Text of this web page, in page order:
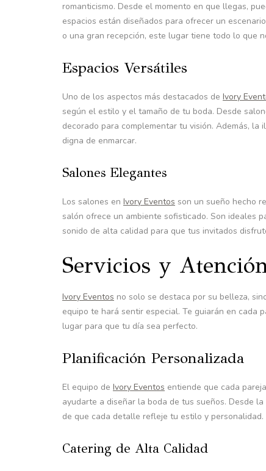
romanticismo. Desde el momento en que llegas,
espacios están diseñados para ofrecer un
o una gran recepción, este lugar tiene todo lo que
Espacios Versátiles
Uno de los aspectos más destacados de Ivory
según el estilo y el tamaño de tu boda. Desde
decorado para complementar tu visión. Además,
digna de enmarcar.
Salones Elegantes
Los salones en Ivory Eventos son un sueño hecho
salón ofrece un ambiente sofisticado. Son ideales
sonido de alta calidad para que tus invitados
Servicios y
Ivory Eventos no solo se destaca por su belleza,
equipo te hará sentir especial. Te guiarán en cada
lugar para que tu día sea perfecto.
Planificación Personalizada
El equipo de Ivory Eventos entiende que cada
ayudarte a diseñar la boda de tus sueños. Desde
de que cada detalle refleje tu estilo y personalidad.
Catering de Alta Calidad